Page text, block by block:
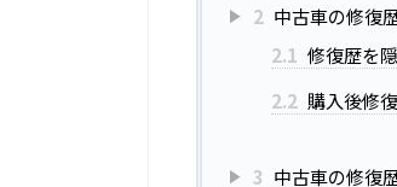
2 中古車の修復
2.1 修復歴を
2.2 購入後修
3 中古車の修復